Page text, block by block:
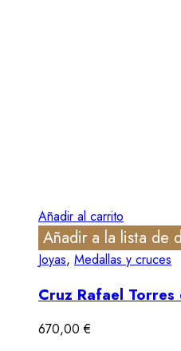
Añadir al carrito
Añadir a la lista de
Joyas, Medallas y cruces
Cruz Rafael
670,00€